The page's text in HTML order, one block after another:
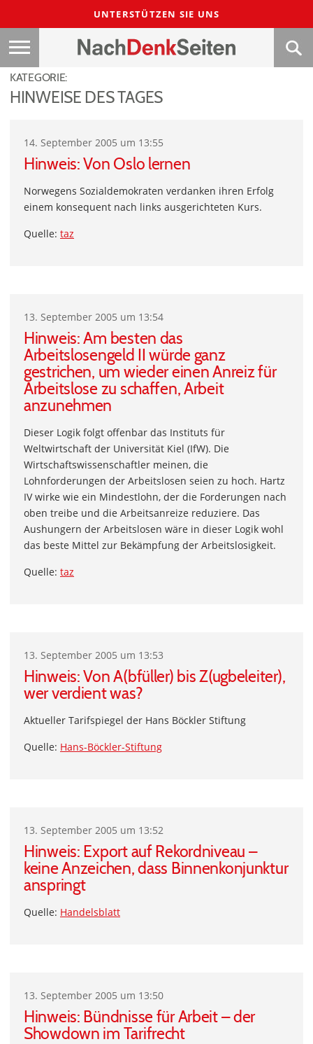
UNTERSTÜTZEN SIE UNS
KATEGORIE:
HINWEISE DES TAGES
14. September 2005 um 13:55
Hinweis: Von Oslo lernen
Norwegens Sozialdemokraten verdanken ihren Erfolg
einem konsequent nach links ausgerichteten Kurs.
Quelle: taz
13. September 2005 um 13:54
Hinweis: Am besten das
Arbeitslosengeld II würde ganz
gestrichen, um wieder einen Anreiz für
Arbeitslose zu schaffen, Arbeit
anzunehmen
Dieser Logik folgt offenbar das Instituts für
Weltwirtschaft der Universität Kiel (IfW). Die
Wirtschaftswissenschaftler meinen, die
Lohnforderungen der Arbeitslosen seien zu hoch. Hartz
IV wirke wie ein Mindestlohn, der die Forderungen nach
oben treibe und die Arbeitsanreize reduziere. Das
Aushungern der Arbeitslosen wäre in dieser Logik wohl
das beste Mittel zur Bekämpfung der Arbeitslosigkeit.
Quelle: taz
13. September 2005 um 13:53
Hinweis: Von A(bfüller) bis Z(ugbeleiter),
wer verdient was?
Aktueller Tarifspiegel der Hans Böckler Stiftung
Quelle: Hans-Böckler-Stiftung
13. September 2005 um 13:52
Hinweis: Export auf Rekordniveau –
keine Anzeichen, dass Binnenkonjunktur
anspringt
Quelle: Handelsblatt
13. September 2005 um 13:50
Hinweis: Bündnisse für Arbeit – der
Showdown im Tarifrecht